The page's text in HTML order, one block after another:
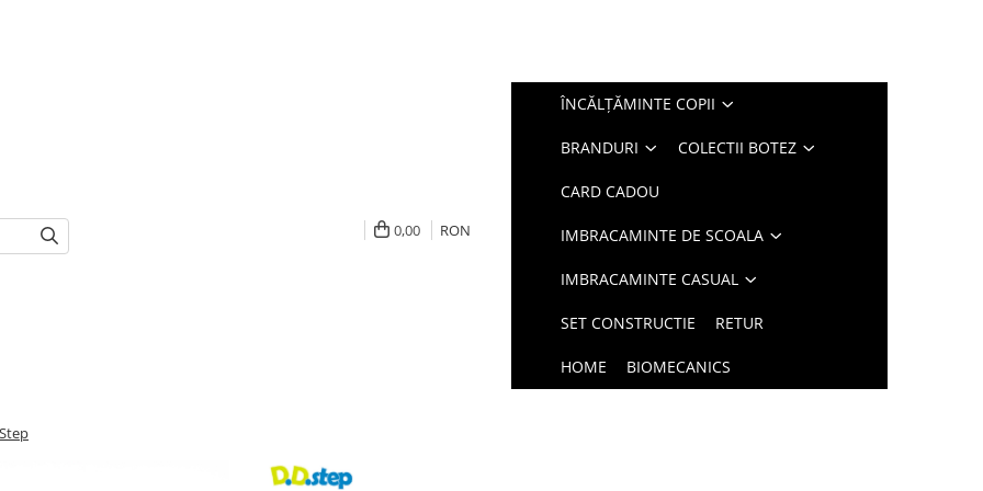
0,00 RON
ÎNCĂLȚĂMINTE COPII
BRANDURI COLECTII BOTEZ
CARD CADOU
IMBRACAMINTE DE SCOALA
IMBRACAMINTE CASUAL
SET CONSTRUCTIE RETUR
HOME BIOMECANICS